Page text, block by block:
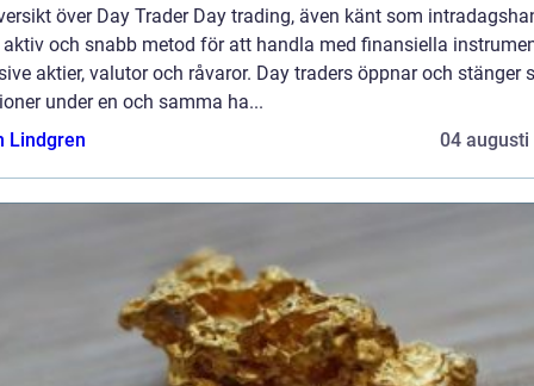
över Day Trader Day trading, även känt som
aktiv och snabb metod för att handla med finansiella
aktier, valutor och råvaror. Day traders öppnar och stänger
under en och samma ha...
Lindgren
04 augusti